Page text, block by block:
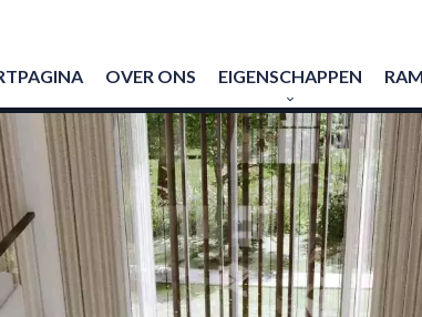
OVER ONS EIGENSCHAPPEN